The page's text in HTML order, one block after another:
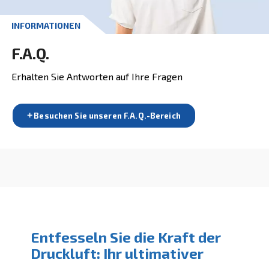
KONTAKTFORMULAR
Holen Sie noch heute ein
kostenloses Angebot ein!
Holen Sie noch heute Ihr Angebot ein